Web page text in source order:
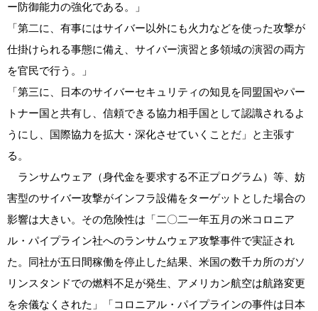
ー防御能力の強化である。」
「第二に、有事にはサイバー以外にも火力などを使った攻撃が
仕掛けられる事態に備え、サイバー演習と多領域の演習の両方
を官民で行う。」
「第三に、日本のサイバーセキュリティの知見を同盟国やパー
トナー国と共有し、信頼できる協力相手国として認識されるよ
うにし、国際協力を拡大・深化させていくことだ」と主張す
る。
ランサムウェア（身代金を要求する不正プログラム）等、妨
害型のサイバー攻撃がインフラ設備をターゲットとした場合の
影響は大きい。その危険性は「二〇二一年五月の米コロニア
ル・パイプライン社へのランサムウェア攻撃事件で実証され
た。同社が五日間稼働を停止した結果、米国の数千カ所のガソ
リンスタンドでの燃料不足が発生、アメリカン航空は航路変更
を余儀なくされた」「コロニアル・パイプラインの事件は日本